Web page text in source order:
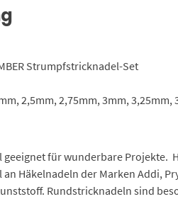
Strumpfstricknadel-Set
2,5mm, 2,75mm, 3mm, 3,25mm,
für wunderbare Projekte.
an Häkelnadeln der Marken Addi,
Rundstricknadeln sind